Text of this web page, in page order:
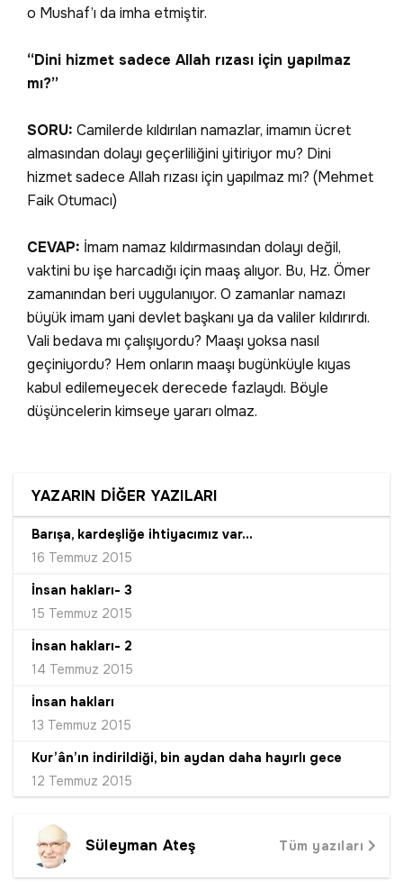
o Mushaf’ı da imha etmiştir.
“Dini hizmet sadece Allah rızası için yapılmaz
mı?”
SORU: Camilerde kıldırılan namazlar, imamın ücret
almasından dolayı geçerliliğini yitiriyor mu? Dini
hizmet sadece Allah rızası için yapılmaz mı? (Mehmet
Faik Otumacı)
CEVAP: İmam namaz kıldırmasından dolayı değil,
vaktini bu işe harcadığı için maaş alıyor. Bu, Hz. Ömer
zamanından beri uygulanıyor. O zamanlar namazı
büyük imam yani devlet başkanı ya da valiler kıldırırdı.
Vali bedava mı çalışıyordu? Maaşı yoksa nasıl
geçiniyordu? Hem onların maaşı bugünküyle kıyas
kabul edilemeyecek derecede fazlaydı. Böyle
düşüncelerin kimseye yararı olmaz.
YAZARIN DİĞER YAZILARI
Barışa, kardeşliğe ihtiyacımız var...
16 Temmuz 2015
İnsan hakları- 3
15 Temmuz 2015
İnsan hakları- 2
14 Temmuz 2015
İnsan hakları
13 Temmuz 2015
Kur’ân’ın indirildiği, bin aydan daha hayırlı gece
12 Temmuz 2015
Süleyman Ateş Tüm yazıları